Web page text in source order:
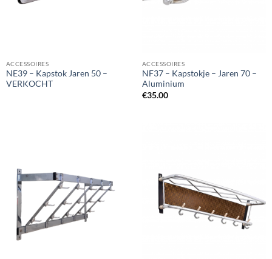
ACCESSOIRES
NE39 – Kapstok Jaren 50 –
VERKOCHT
ACCESSOIRES
NF37 – Kapstokje – Jaren 70 –
Aluminium
€35.00